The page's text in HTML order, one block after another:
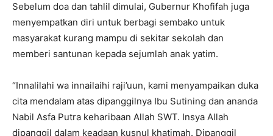
Sebelum doa dan tahlil dimulai, Gubernur Khofifah juga
menyempatkan diri untuk berbagi sembako untuk
masyarakat kurang mampu di sekitar sekolah dan
memberi santunan kepada sejumlah anak yatim.
“Innalilahi wa innailaihi raji’uun, kami menyampaikan duka
cita mendalam atas dipanggilnya Ibu Sutining dan ananda
Nabil Asfa Putra keharibaan Allah SWT. Insya Allah
dipanggil dalam keadaan kusnul khatimah. Dipanggil